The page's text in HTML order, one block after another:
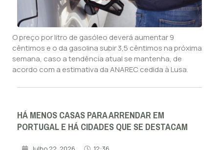
O preço por litro de gasóleo deverá aumentar 9
cêntimos e o da gasolina subir 3,5 cêntimos na próxima
semana, caso a tendência atual se mantenha, de
acordo com a estimativa da ANAREC cedida à Lusa.
HÁ MENOS CASAS PARA ARRENDAR EM
PORTUGAL E HÁ CIDADES QUE SE DESTACAM